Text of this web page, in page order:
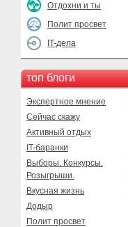
Отдохни и ты
Полит просвет
IT-дела
топ блоги
Экспертное мнение
Сейчас скажу
Активный отдых
IT-баранки
Выборы. Конкурсы.
Розыгрыши.
Вкусная жизнь
Додыр
Полит просвет